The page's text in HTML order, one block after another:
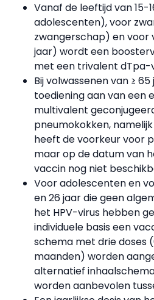
Vanaf de leeftijd van 15-
adolescenten), voor
zwangerschap) en voor
jaar) wordt een
met een trivalent dTpa-
Bij volwassenen van ≥
toediening aan van een
multivalent
pneumokokken, namelijk
heeft de voorkeur voor
maar op de datum van
vaccin nog niet
Voor adolescenten en
en 26 jaar die geen
het HPV-virus hebben
individuele basis een
schema met drie doses
maanden) worden
alternatief
worden aanbevolen